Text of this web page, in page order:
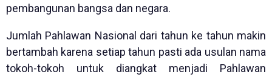
pembangunan bangsa dan negara.
Jumlah Pahlawan Nasional dari tahun ke tahun makin
bertambah karena setiap tahun pasti ada usulan nama
tokoh-tokoh untuk diangkat menjadi Pahlawan